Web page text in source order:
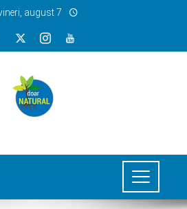
august 7